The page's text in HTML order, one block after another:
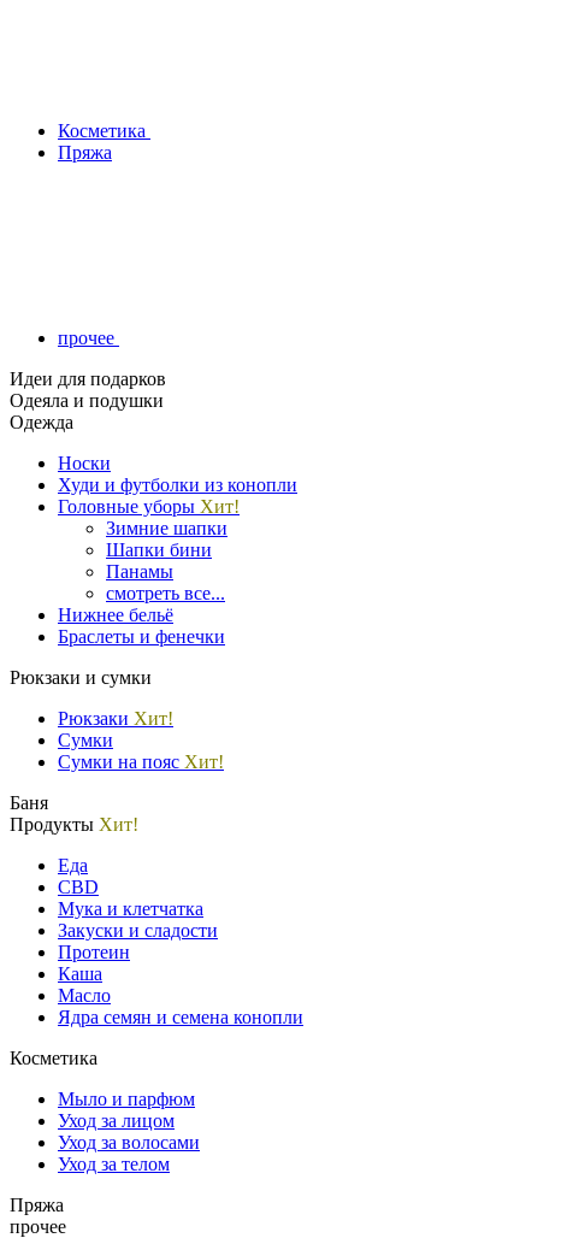
Косметика
Пряжа
прочее
Идеи для подарков
Одеяла и подушки
Одежда
Носки
Худи и футболки из конопли
Головные уборы Хит!
Зимние шапки
Шапки бини
Панамы
смотреть все...
Нижнее бельё
Браслеты и фенечки
Рюкзаки и сумки
Рюкзаки Хит!
Сумки
Сумки на пояс Хит!
Баня
Продукты Хит!
Еда
CBD
Мука и клетчатка
Закуски и сладости
Протеин
Каша
Масло
Ядра семян и семена конопли
Косметика
Мыло и парфюм
Уход за лицом
Уход за волосами
Уход за телом
Пряжа
прочее